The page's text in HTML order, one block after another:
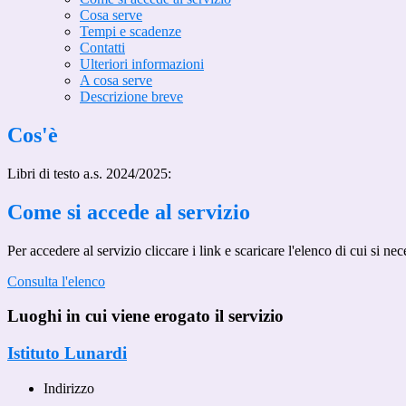
Cosa serve
Tempi e scadenze
Contatti
Ulteriori informazioni
A cosa serve
Descrizione breve
Cos'è
Libri di testo a.s. 2024/2025:
Come si accede al servizio
Per accedere al servizio cliccare i link e scaricare l'elenco di cui si
Consulta l'elenco
Luoghi in cui viene erogato il servizio
Istituto Lunardi
Indirizzo